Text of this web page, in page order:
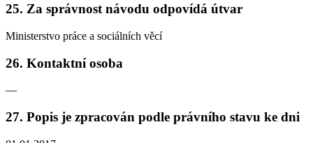
25. Za správnost návodu odpovídá útvar
Ministerstvo práce a sociálních věcí
26. Kontaktní osoba
—
27. Popis je zpracován podle právního stavu ke dni